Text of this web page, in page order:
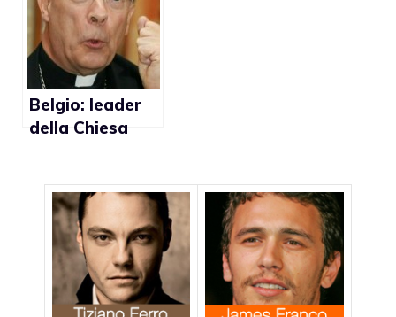
Belgio: leader
della Chiesa
faccia da
attivisti gay per
le sue posizioni
omofobe